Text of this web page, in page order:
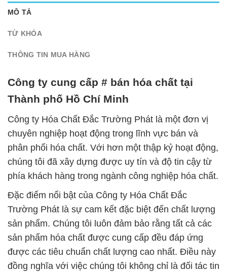
MÔ TẢ
TỪ KHÓA
THÔNG TIN MUA HÀNG
Công ty cung cấp # bán hóa chất tại
Thành phố Hồ Chí Minh
Công ty Hóa Chất Đắc Trường Phát là một đơn vị
chuyên nghiệp hoạt động trong lĩnh vực bán và
phân phối hóa chất. Với hơn một thập kỷ hoạt động,
chúng tôi đã xây dựng được uy tín và độ tin cậy từ
phía khách hàng trong ngành công nghiệp hóa chất.
Đặc điểm nổi bật của Công ty Hóa Chất Đắc
Trường Phát là sự cam kết đặc biệt đến chất lượng
sản phẩm. Chúng tôi luôn đảm bảo rằng tất cả các
sản phẩm hóa chất được cung cấp đều đáp ứng
được các tiêu chuẩn chất lượng cao nhất. Điều này
đồng nghĩa với việc chúng tôi không chỉ là đối tác tin